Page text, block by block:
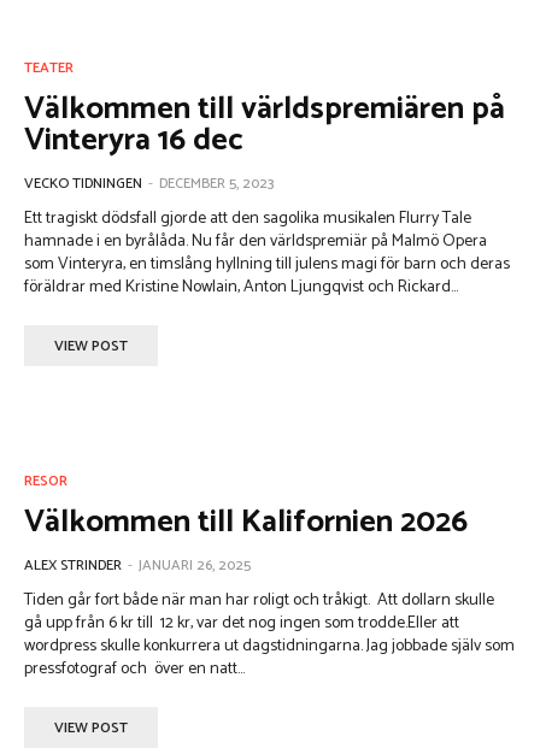
TEATER
Välkommen till världspremiären på
Vinteryra 16 dec
VECKO TIDNINGEN - DECEMBER 5, 2023
Ett tragiskt dödsfall gjorde att den sagolika musikalen Flurry Tale
hamnade i en byrålåda. Nu får den världspremiär på Malmö Opera
som Vinteryra, en timslång hyllning till julens magi för barn och deras
föräldrar med Kristine Nowlain, Anton Ljungqvist och Rickard...
VIEW POST
RESOR
Välkommen till Kalifornien 2026
ALEX STRINDER - JANUARI 26, 2025
Tiden går fort både när man har roligt och tråkigt. Att dollarn skulle
gå upp från 6 kr till 12 kr, var det nog ingen som trodde.Eller att
wordpress skulle konkurrera ut dagstidningarna. Jag jobbade själv som
pressfotograf och över en natt...
VIEW POST